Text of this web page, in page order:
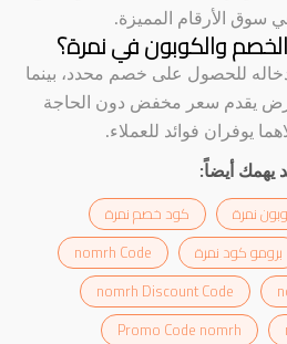
سوق الأرقام المميزة.
والكوبون في نمرة؟
للحصول على خصم محدد، بينما
يقدم سعر مخفض دون الحاجة
يوفران فوائد للعملاء.
يهمك أيضاً:
نمرة
كود خصم نمرة
برومو كود نمرة
nomrh Code
nomrh Discount Code
Promo Code nomrh